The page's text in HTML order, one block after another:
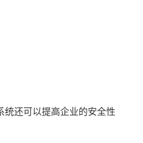
统还可以提高企业的安全性